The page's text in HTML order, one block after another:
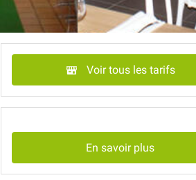
Voir tous les tarifs
En savoir plus